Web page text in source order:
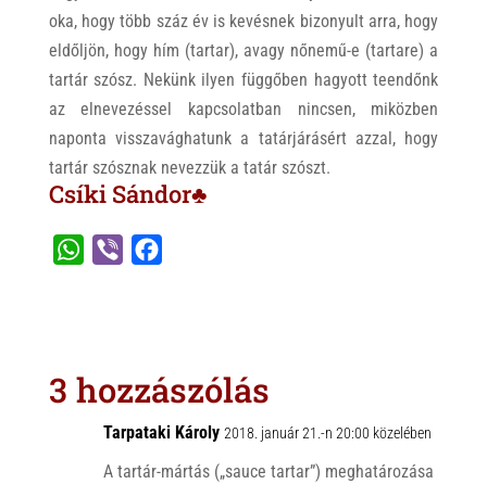
oka, hogy több száz év is kevésnek bizonyult arra, hogy
eldőljön, hogy hím (tartar), avagy nőnemű-e (tartare) a
tartár szósz. Nekünk ilyen függőben hagyott teendőnk
az elnevezéssel kapcsolatban nincsen, miközben
naponta visszavághatunk a tatárjárásért azzal, hogy
tartár szósznak nevezzük a tatár szószt.
Csíki Sándor♣
A
o
o
3 hozzászólás
Tarpataki Károly 2018. január 21.-n 20:00 közelében
A tartár-mártás („sauce tartar”) meghatározása